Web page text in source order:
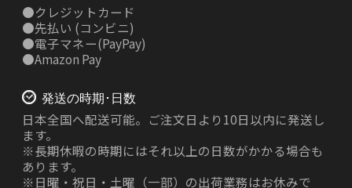
●クレジットカード
●先払い (コンビニ)
●電子マネー(PayPay)
●Amazon Pay
発送の時期･日数
日本全国へ配送可能。ご注文日より10日以内に発送し
ます。
※長期休暇の時期にはそれ以上の日数がかかる場合も
あります。
※日曜・祝日・土曜（一部）の出荷業務はお休みで